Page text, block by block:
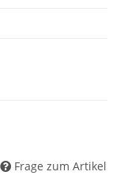
Frage zum Artikel